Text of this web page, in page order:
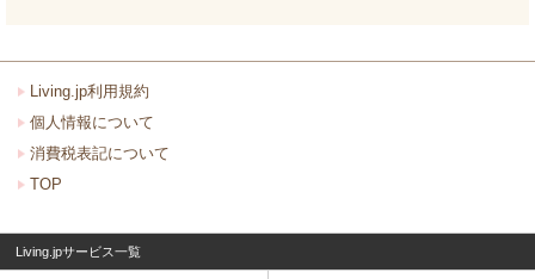
Living.jp利用規約
個人情報について
消費税表記について
TOP
Living.jpサービス一覧